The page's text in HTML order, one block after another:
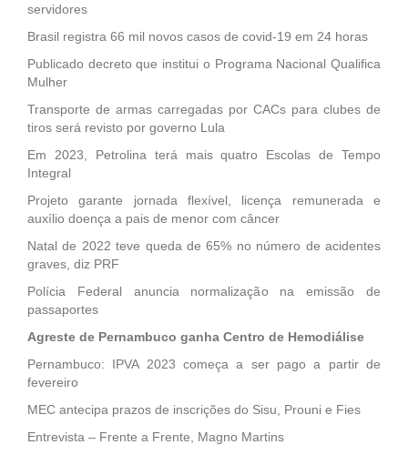
servidores
Brasil registra 66 mil novos casos de covid-19 em 24 horas
Publicado decreto que institui o Programa Nacional Qualifica
Mulher
Transporte de armas carregadas por CACs para clubes de
tiros será revisto por governo Lula
Em 2023, Petrolina terá mais quatro Escolas de Tempo
Integral
Projeto garante jornada flexível, licença remunerada e
auxílio doença a pais de menor com câncer
Natal de 2022 teve queda de 65% no número de acidentes
graves, diz PRF
Polícia Federal anuncia normalização na emissão de
passaportes
Agreste de Pernambuco ganha Centro de Hemodiálise
Pernambuco: IPVA 2023 começa a ser pago a partir de
fevereiro
MEC antecipa prazos de inscrições do Sisu, Prouni e Fies
Entrevista – Frente a Frente, Magno Martins